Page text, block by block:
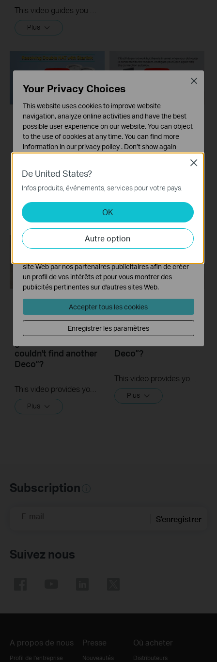
Plus
How to Resolve
Double NAT using
Starlink
What to do if I fail to
configure the main
Deco and get stuck
on “Testing Internet
What to do if I fail to
configure the
satellite Deco and
couldn't find another
Deco”?
This video provides you with solutions when you fail to configure the slave Deco and get stuck on the step ” We couldn't find another Deco”.
Plus
What to do if I fail to
configure the main
Deco and get stuck
Deco”?
This video provides you with solutions when you fail to configure the main Deco and get stuck on the step ” We couldn’t find Deco”.
Plus
Subscription
E-mail S'enregistrer
Suivez nous
A propos de nous
Profil de l'entreprise
Presse
Nouveautés
Où acheter
Distributeurs
De United States?
Infos produits, événements, services pour votre pays.
OK
Autre option
Close
Your Privacy Choices
This website uses cookies to improve website
navigation, analyze online activities and have the best
possible user experience on our website. You can object
to the use of cookies at any time. You can find more
information in our privacy policy . Don’t show again
Ces cookies sont nécessaires au fonctionnement du
site Web et ne peuvent pas être désactivés dans vos
systèmes.
Cookies d'analyse et marketing
Les cookies d'analyse nous permettent d'analyser vos
activités sur notre site Web pour améliorer et ajuster les
fonctionnalités de notre site Web.
site Web par nos partenaires publicitaires afin de créer
un profil de vos intérêts et pour vous montrer des
publicités pertinentes sur d'autres sites Web.
Accepter tous les cookies
Enregistrer les paramètres
Close